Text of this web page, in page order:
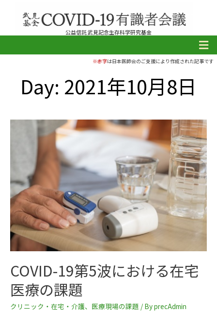
公益信託 武見記念生存科学研究基金
※赤字は日本医師会のご支援により作成された記事です
Day: 2021年10月8日
COVID-19第5波における在宅
医療の課題
クリニック・在宅・介護、 医療現場の課題 / ByprecAdmin